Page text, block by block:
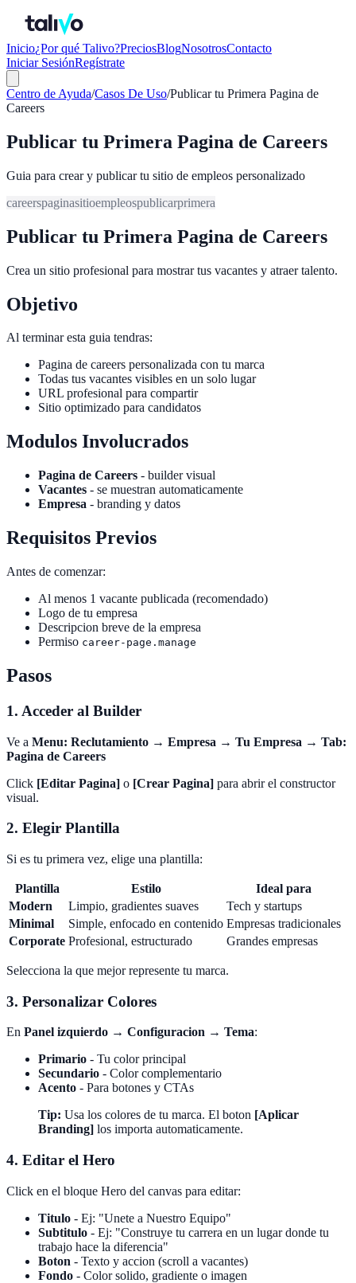
Inicio¿Por qué Talivo?PreciosBlogNosotrosContacto
Iniciar SesiónRegístrate
Centro de Ayuda/Casos De Uso/Publicar tu Primera Pagina de
Careers
Publicar tu Primera Pagina de Careers
Guia para crear y publicar tu sitio de empleos personalizado
careerspaginasitioempleospublicarprimera
Publicar tu Primera Pagina de Careers
Crea un sitio profesional para mostrar tus vacantes y atraer talento.
Objetivo
Al terminar esta guia tendras:
Pagina de careers personalizada con tu marca
Todas tus vacantes visibles en un solo lugar
URL profesional para compartir
Sitio optimizado para candidatos
Modulos Involucrados
Pagina de Careers - builder visual
Vacantes - se muestran automaticamente
Empresa - branding y datos
Requisitos Previos
Antes de comenzar:
Al menos 1 vacante publicada (recomendado)
Logo de tu empresa
Descripcion breve de la empresa
Permiso career-page.manage
Pasos
1. Acceder al Builder
Ve a Menu: Reclutamiento → Empresa → Tu Empresa → Tab:
Pagina de Careers
Click [Editar Pagina] o [Crear Pagina] para abrir el constructor
visual.
2. Elegir Plantilla
Si es tu primera vez, elige una plantilla:
Plantilla Estilo
Ideal para
Modern
Limpio, gradientes suaves
Tech y startups
Minimal
Simple, enfocado en contenido Empresas tradicionales
Corporate Profesional, estructurado Grandes empresas
Selecciona la que mejor represente tu marca.
3. Personalizar Colores
En Panel izquierdo → Configuracion → Tema:
Primario - Tu color principal
Secundario - Color complementario
Acento - Para botones y CTAs
Tip: Usa los colores de tu marca. El boton [Aplicar
Branding] los importa automaticamente.
4. Editar el Hero
Click en el bloque Hero del canvas para editar:
Titulo - Ej: "Unete a Nuestro Equipo"
Subtitulo - Ej: "Construye tu carrera en un lugar donde tu
trabajo hace la diferencia"
Boton - Texto y accion (scroll a vacantes)
Fondo - Color solido, gradiente o imagen